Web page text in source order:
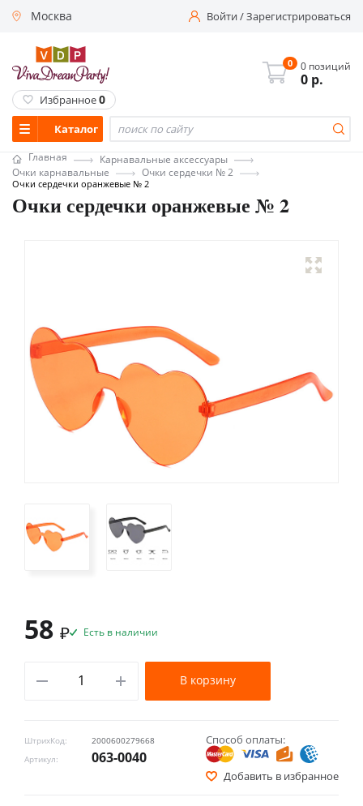
Москва Войти/Зарегистрироваться
Каталог
0 0 позиций
0 р.
Избранное0
Главная
Карнавальные аксессуары
Очки карнавальные
Очки сердечки № 2
Очки сердечки оранжевые № 2
Очки сердечки оранжевые № 2
ШтрихКод:
2000600279668
Артикул:
063-0040
Способ оплаты:
Добавить в избранное
58 ₽ Есть в наличии
В корзину